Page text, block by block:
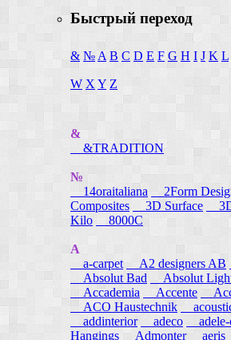
Быстрый переход
& № A B C D E F G H I J K L
W X Y Z
&
&TRADITION
№
14oraitaliana
2Form
Composites
3D Surface
Kilo
8000C
A
a-carpet
A2 designers AB
Absolut Bad
Absolut
Accademia
Accente
ACO Haustechnik
addinterior
adeco adele-
Hangings Admonter aeris